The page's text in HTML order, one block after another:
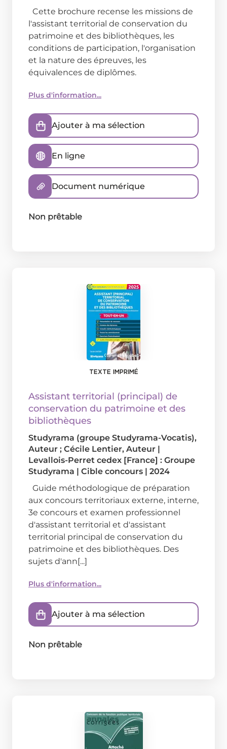
Cette brochure recense les missions de
l'assistant territorial de conservation du
patrimoine et des bibliothèques, les
conditions de participation, l'organisation
et la nature des épreuves, les
équivalences de diplômes.
Plus d'information...
Ajouter à ma sélection
En ligne
Document numérique
Non prêtable
TEXTE IMPRIMÉ
Assistant territorial (principal) de
conservation du patrimoine et des
bibliothèques
Studyrama (groupe Studyrama-Vocatis),
Auteur ; Cécile Lentier, Auteur |
Levallois-Perret cedex [France] : Groupe
Studyrama | Cible concours | 2024
Guide méthodologique de préparation
aux concours territoriaux externe, interne,
3e concours et examen professionnel
d'assistant territorial et d'assistant
territorial principal de conservation du
patrimoine et des bibliothèques. Des
sujets d'ann[...]
Plus d'information...
Ajouter à ma sélection
Non prêtable